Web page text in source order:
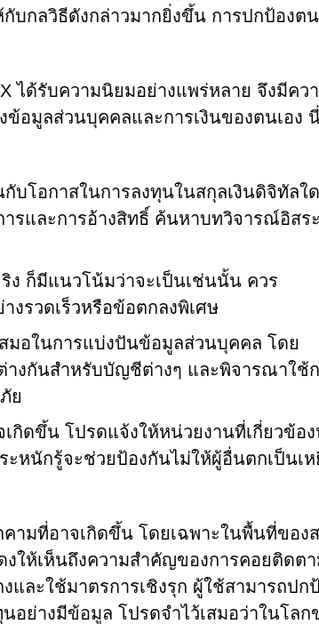
บกลวิธีดังกล่าวมากยิ่งขึ้น การปกป้องตน
ได้รับความนิยมอย่างแพร่หลาย จึงมีคว
ข้อมูลส่วนบุคคลและการเงินของตนเอง
บโอกาสในการลงทุนในสกุลเงินดิจิทัลใ
รและการอ้างสิทธิ์ ค้นหาบทวิจารณ์อิสระ
ง ก็มีแนวโน้มว่าจะเป็นเช่นนั้น ควร
งรวดเร็วหรือข้อตกลงพิเศษ
มอในการแบ่งปันข้อมูลส่วนบุคคล โดย
งกันสำหรับบัญชีต่างๆ และพิจารณาใช้
ย
กิดขึ้น โปรดแจ้งให้หน่วยงานที่เกี่ยวข้อง
หนักรู้จะช่วยป้องกันไม่ให้ผู้อื่นตกเป็นเห
ามที่อาจเกิดขึ้น โดยเฉพาะในพื้นที่ของ
งให้เห็นถึงความสำคัญของการคอยติดต
และใช้มาตรการเชิงรุก ผู้ใช้สามารถปก
ย่างมีข้อมูล โปรดจำไว้เสมอว่าในโลก